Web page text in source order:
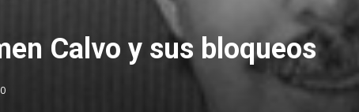
Calvo y sus bloqueos